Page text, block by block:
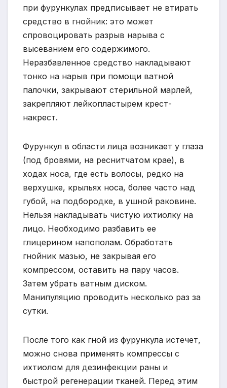
при фурункулах предписывает не втирать
средство в гнойник: это может
спровоцировать разрыв нарыва с
высеванием его содержимого.
Неразбавленное средство накладывают
тонко на нарыв при помощи ватной
палочки, закрывают стерильной марлей,
закрепляют лейкопластырем крест-
накрест.
Фурункул в области лица возникает у глаза
(под бровями, на реснитчатом крае), в
ходах носа, где есть волосы, редко на
верхушке, крыльях носа, более часто над
губой, на подбородке, в ушной раковине.
Нельзя накладывать чистую ихтиолку на
лицо. Необходимо разбавить ее
глицерином напополам. Обработать
гнойник мазью, не закрывая его
компрессом, оставить на пару часов.
Затем убрать ватным диском.
Манипуляцию проводить несколько раз за
сутки.
После того как гной из фурункула истечет,
можно снова применять компрессы с
ихтиолом для дезинфекции раны и
быстрой регенерации тканей. Перед этим